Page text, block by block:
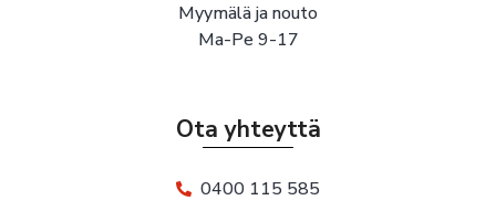
Myymälä ja nouto
Ma-Pe 9-17
Ota yhteyttä
0400 115 585